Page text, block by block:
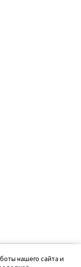
нашего сайта и